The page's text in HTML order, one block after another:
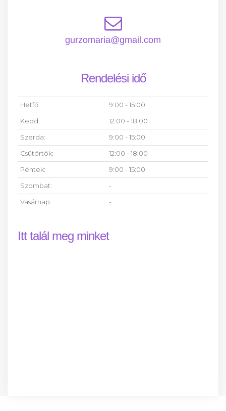
gurzomaria@gmail.com
Rendelési idő
Hetfő:
9:00 - 15:00
Kedd:
12:00 - 18:00
Szerda:
9:00 - 15:00
Csütörtök:
12:00 - 18:00
Péntek:
9:00 - 15:00
Szombat:
-
Vasárnap:
-
Itt talál meg minket